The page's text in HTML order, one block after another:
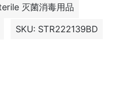
灭菌消毒用品
SKU: STR222139BD